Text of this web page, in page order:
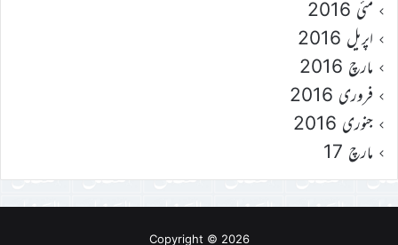
مئی 2016
اپریل 2016
مارچ 2016
فروری 2016
جنوری 2016
مارچ 17
Copyright © 2026